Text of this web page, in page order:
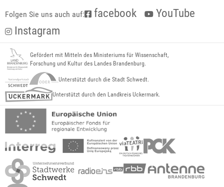
Folgen Sie uns auch auf: facebook
YouTube
Instagram
Gefördert mit Mitteln des Ministeriums für Wissenschaft,
Forschung und Kultur des Landes Brandenburg.
Unterstützt durch die Stadt Schwedt.
Unterstützt durch den Landkreis Uckermark.